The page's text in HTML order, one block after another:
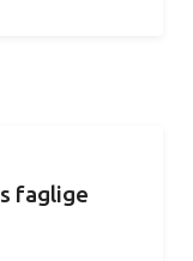
faglige